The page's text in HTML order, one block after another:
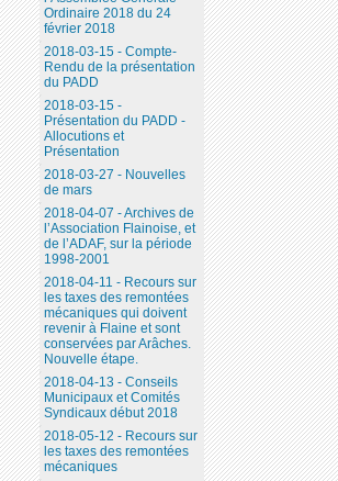
Ordinaire 2018 du 24
février 2018
2018-03-15 - Compte-
Rendu de la présentation
du PADD
2018-03-15 -
Présentation du PADD -
Allocutions et
Présentation
2018-03-27 - Nouvelles
de mars
2018-04-07 - Archives de
l’Association Flainoise, et
de l’ADAF, sur la période
1998-2001
2018-04-11 - Recours sur
les taxes des remontées
mécaniques qui doivent
revenir à Flaine et sont
conservées par Arâches.
Nouvelle étape.
2018-04-13 - Conseils
Municipaux et Comités
Syndicaux début 2018
2018-05-12 - Recours sur
les taxes des remontées
mécaniques